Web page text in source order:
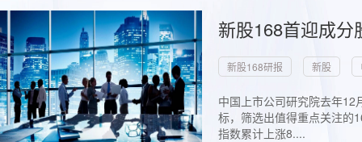
新股168首迎成
新股168研报 新股
中国上市公司研究院去年
标，筛选出值得重点关注的
指数累计上涨8....